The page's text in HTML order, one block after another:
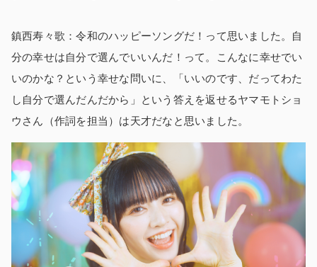
鎮西寿々歌：令和のハッピーソングだ！って思いました。自
分の幸せは自分で選んでいいんだ！って。こんなに幸せでい
いのかな？という幸せな問いに、「いいのです、だってわた
し自分で選んだんだから」という答えを返せるヤマモトショ
ウさん（作詞を担当）は天才だなと思いました。